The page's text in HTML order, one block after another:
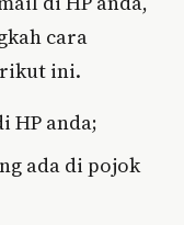
cara
ini.
HP anda;
ada di pojok